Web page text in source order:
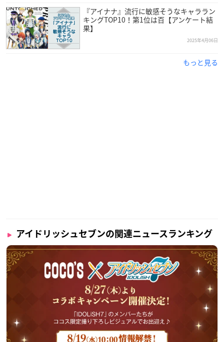
『アイナナ』流行に敏感そうなキャララン
キングTOP10！第1位は百【アンケート結
果】
2025年4月06日
もっと見る
アイドリッシュセブンの関連ニュースランキング